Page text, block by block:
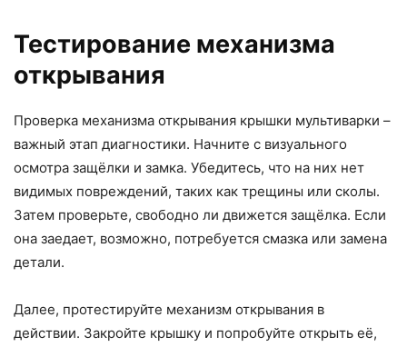
Тестирование механизма
открывания
Проверка механизма открывания крышки мультиварки –
важный этап диагностики. Начните с визуального
осмотра защёлки и замка. Убедитесь, что на них нет
видимых повреждений, таких как трещины или сколы.
Затем проверьте, свободно ли движется защёлка. Если
она заедает, возможно, потребуется смазка или замена
детали.
Далее, протестируйте механизм открывания в
действии. Закройте крышку и попробуйте открыть её,